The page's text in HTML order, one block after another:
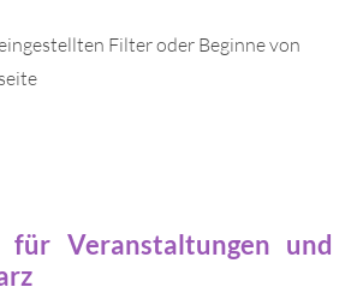
Filter oder Beginne von
für Veranstaltungen und